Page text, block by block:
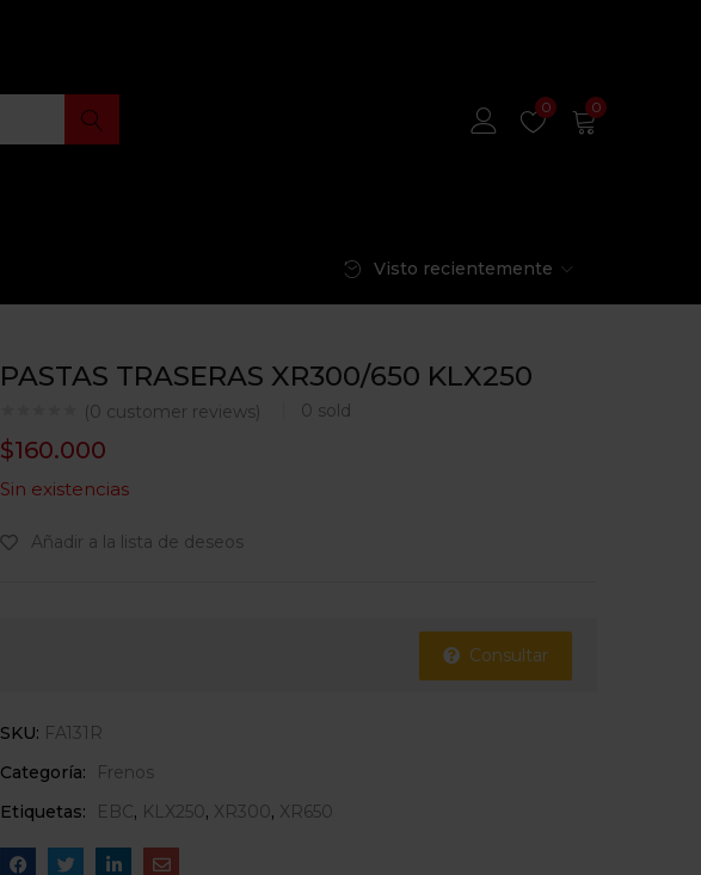
0 0
Visto recientemente
PASTAS TRASERAS XR300/650 KLX250
(0 customer reviews) 0 sold
$160.000
Sin existencias
Añadir a la lista de deseos
Consultar
SKU: FA131R
Categoría:
Frenos
Etiquetas:
EBC, KLX250, XR300, XR650